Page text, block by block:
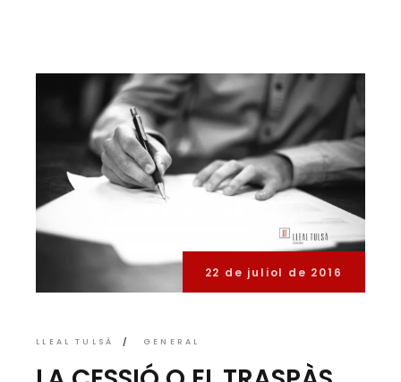
22 de juliol de 2016
LLEAL TULSÀ GENERAL